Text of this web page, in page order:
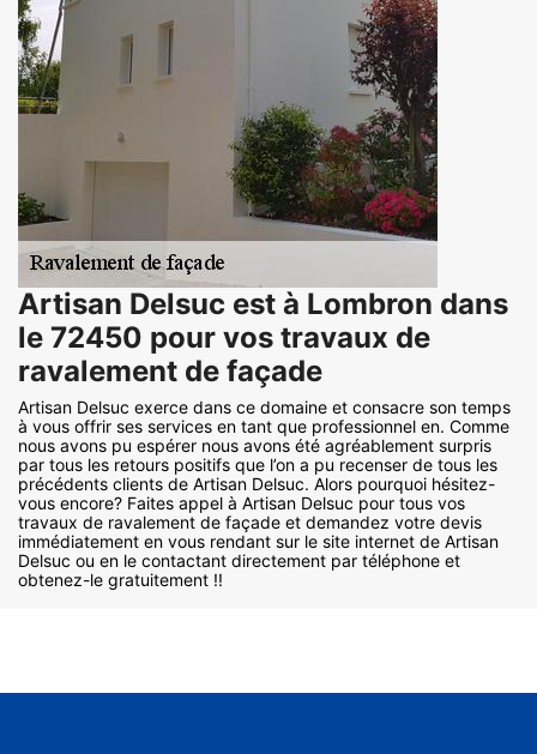
Artisan Delsuc est à Lombron dans
le 72450 pour vos travaux de
ravalement de façade
Artisan Delsuc exerce dans ce domaine et consacre son temps
à vous offrir ses services en tant que professionnel en. Comme
nous avons pu espérer nous avons été agréablement surpris
par tous les retours positifs que l’on a pu recenser de tous les
précédents clients de Artisan Delsuc. Alors pourquoi hésitez-
vous encore? Faites appel à Artisan Delsuc pour tous vos
travaux de ravalement de façade et demandez votre devis
immédiatement en vous rendant sur le site internet de Artisan
Delsuc ou en le contactant directement par téléphone et
obtenez-le gratuitement !!